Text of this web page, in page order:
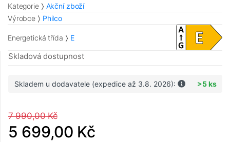
Kategorie
Akční zboží
Výrobce
Philco
Energetická třída E
Skladová dostupnost
Skladem u dodavatele (expedice až 3.8. 2026): >5 ks
7 990,00 Kč
5 699,00 Kč